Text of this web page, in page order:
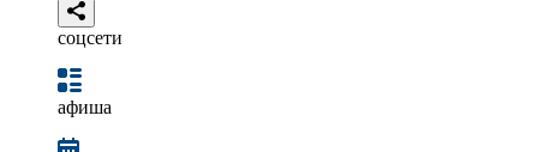
соцсети
афиша